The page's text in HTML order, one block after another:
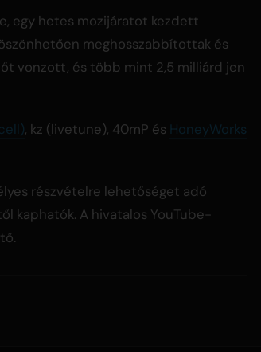
egy hetes mozijáratot kezdett
meghosszabbítottak és
vonzott, és több mint 2,5 milliárd jen
, kz (livetune), 40mP és HoneyWorks
részvételre lehetőséget adó
kaphatók. A hivatalos YouTube-